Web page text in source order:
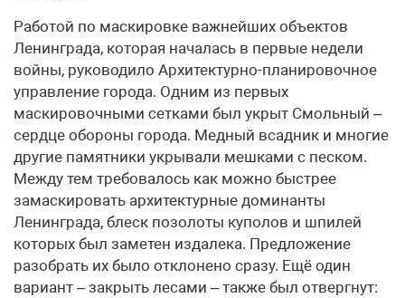
Работой по маскировке важнейших объектов
Ленинграда, которая началась в первые недели
войны, руководило Архитектурно-планировочное
управление города. Одним из первых
маскировочными сетками был укрыт Смольный –
сердце обороны города. Медный всадник и многие
другие памятники укрывали мешками с песком.
Между тем требовалось как можно быстрее
замаскировать архитектурные доминанты
Ленинграда, блеск позолоты куполов и шпилей
которых был заметен издалека. Предложение
разобрать их было отклонено сразу. Ещё один
вариант – закрыть лесами – также был отвергнут: